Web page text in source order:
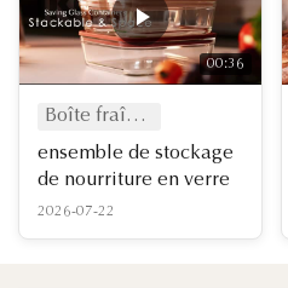
00:36
Boîte fraîcheur
ensemble de stockage
de nourriture en verre
2026-07-22